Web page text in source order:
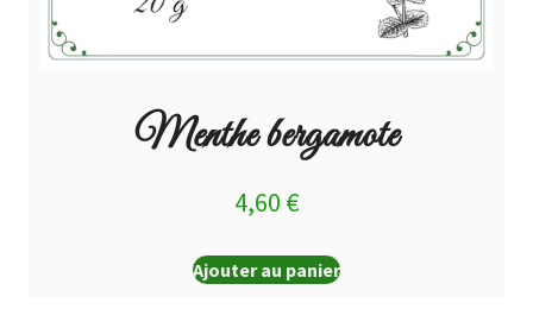
Menthe bergamote
4,60 €
Ajouter au panier